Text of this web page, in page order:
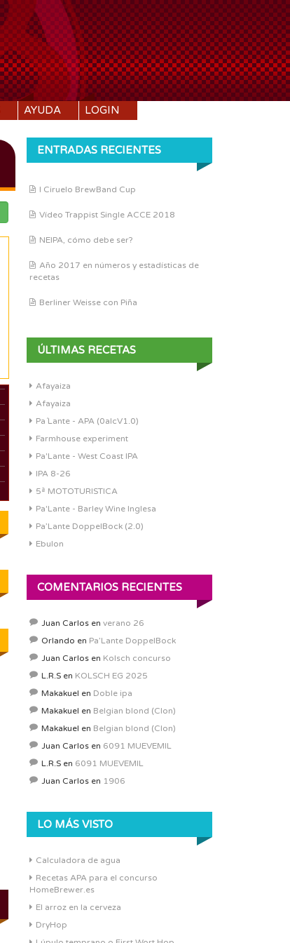
AYUDA LOGIN
ENTRADAS RECIENTES
I Ciruelo BrewBand Cup
Vídeo Trappist Single ACCE 2018
NEIPA, cómo debe ser?
Año 2017 en números y estadísticas de
recetas
Berliner Weisse con Piña
ÚLTIMAS RECETAS
Afayaiza
Afayaiza
Pa´Lante - APA (0alcV1.0)
Farmhouse experiment
Pa'Lante - West Coast IPA
IPA 8-26
5ª MOTOTURISTICA
Pa'Lante - Barley Wine Inglesa
Pa’Lante DoppelBock (2.0)
Ebulon
COMENTARIOS RECIENTES
Juan Carlos en verano 26
Orlando en Pa’Lante DoppelBock
Juan Carlos en Kolsch concurso
L.R.S en KOLSCH EG 2025
Makakuel en Doble ipa
Makakuel en Belgian blond (Clon)
Makakuel en Belgian blond (Clon)
Juan Carlos en 6091 MUEVEMIL
L.R.S en 6091 MUEVEMIL
Juan Carlos en 1906
LO MÁS VISTO
Calculadora de agua
Recetas APA para el concurso
HomeBrewer.es
El arroz en la cerveza
DryHop